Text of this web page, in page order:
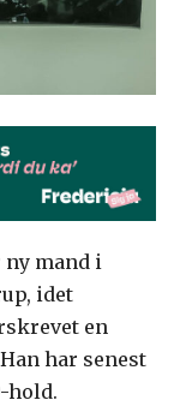
mand i
idet
en
har senest
hold.